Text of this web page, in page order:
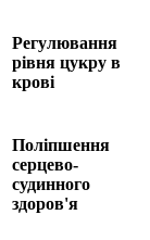
Регулювання
рівня цукру в
крові
Поліпшення
серцево-
судинного
здоров'я